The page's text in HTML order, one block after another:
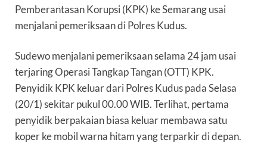
Pemberantasan Korupsi (KPK) ke Semarang usai
menjalani pemeriksaan di Polres Kudus.
Sudewo menjalani pemeriksaan selama 24 jam usai
terjaring Operasi Tangkap Tangan (OTT) KPK.
Penyidik KPK keluar dari Polres Kudus pada Selasa
(20/1) sekitar pukul 00.00 WIB. Terlihat, pertama
penyidik berpakaian biasa keluar membawa satu
koper ke mobil warna hitam yang terparkir di depan.